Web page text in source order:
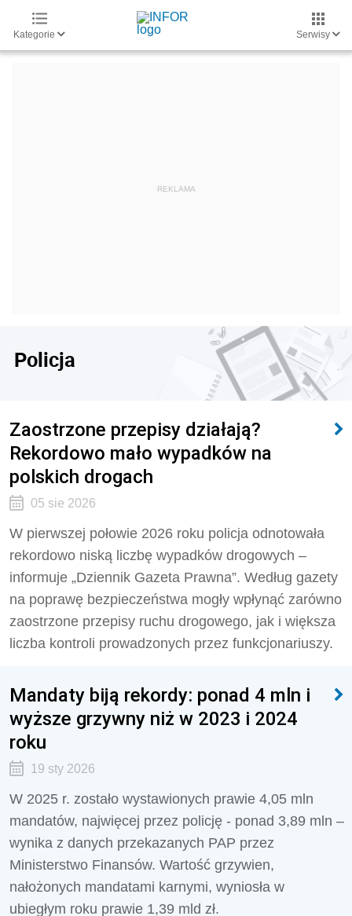
Kategorie Serwisy
Policja
Zaostrzone przepisy działają?
Rekordowo mało wypadków na
polskich drogach
05 sie 2026
W pierwszej połowie 2026 roku policja odnotowała
rekordowo niską liczbę wypadków drogowych –
informuje „Dziennik Gazeta Prawna”. Według gazety
na poprawę bezpieczeństwa mogły wpłynąć zarówno
zaostrzone przepisy ruchu drogowego, jak i większa
liczba kontroli prowadzonych przez funkcjonariuszy.
Mandaty biją rekordy: ponad 4 mln i
wyższe grzywny niż w 2023 i 2024
roku
19 sty 2026
W 2025 r. zostało wystawionych prawie 4,05 mln
mandatów, najwięcej przez policję - ponad 3,89 mln –
wynika z danych przekazanych PAP przez
Ministerstwo Finansów. Wartość grzywien,
nałożonych mandatami karnymi, wyniosła w
ubiegłym roku prawie 1,39 mld zł.